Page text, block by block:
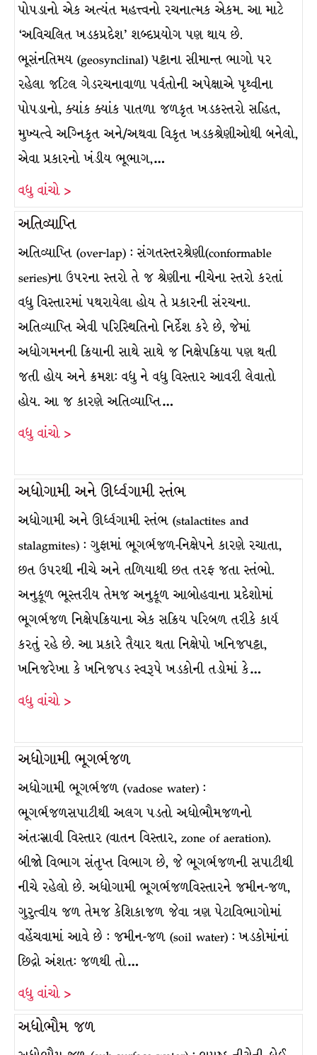
પોપડાનો એક અત્યંત મહત્ત્વનો રચનાત્મક એકમ. આ માટે
‘અવિચલિત ખડકપ્રદેશ’ શબ્દપ્રયોગ પણ થાય છે.
ભૂસંનતિમય (geosynclinal) પટ્ટાના સીમાન્ત ભાગો પર
રહેલા જટિલ ગેડરચનાવાળા પર્વતોની અપેક્ષાએ પૃથ્વીના
પોપડાનો, ક્યાંક ક્યાંક પાતળા જળકૃત ખડકસ્તરો સહિત,
મુખ્યત્વે અગ્નિકૃત અને/અથવા વિકૃત ખડકશ્રેણીઓથી બનેલો,
એવા પ્રકારનો ખંડીય ભૂભાગ,…
વધુ વાંચો >
અતિવ્યાપ્તિ
અતિવ્યાપ્તિ (over-lap) : સંગતસ્તરશ્રેણી(conformable
series)ના ઉપરના સ્તરો તે જ શ્રેણીના નીચેના સ્તરો કરતાં
વધુ વિસ્તારમાં પથરાયેલા હોય તે પ્રકારની સંરચના.
અતિવ્યાપ્તિ એવી પરિસ્થિતિનો નિર્દેશ કરે છે, જેમાં
અધોગમનની ક્રિયાની સાથે સાથે જ નિક્ષેપક્રિયા પણ થતી
જતી હોય અને ક્રમશ: વધુ ને વધુ વિસ્તાર આવરી લેવાતો
હોય. આ જ કારણે અતિવ્યાપ્તિ…
વધુ વાંચો >
અધોગામી અને ઊર્ધ્વગામી સ્તંભ
અધોગામી અને ઊર્ધ્વગામી સ્તંભ (stalactites and
stalagmites) : ગુફામાં ભૂગર્ભજળ-નિક્ષેપને કારણે રચાતા,
છત ઉપરથી નીચે અને તળિયાથી છત તરફ જતા સ્તંભો.
અનુકૂળ ભૂસ્તરીય તેમજ અનુકૂળ આબોહવાના પ્રદેશોમાં
ભૂગર્ભજળ નિક્ષેપક્રિયાના એક સક્રિય પરિબળ તરીકે કાર્ય
કરતું રહે છે. આ પ્રકારે તૈયાર થતા નિક્ષેપો ખનિજપટ્ટા,
ખનિજરેખા કે ખનિજપડ સ્વરૂપે ખડકોની તડોમાં કે…
વધુ વાંચો >
અધોગામી ભૂગર્ભજળ
અધોગામી ભૂગર્ભજળ (vadose water) :
ભૂગર્ભજળસપાટીથી અલગ પડતો અધોભૌમજળનો
અંત:સ્રાવી વિસ્તાર (વાતન વિસ્તાર, zone of aeration).
બીજો વિભાગ સંતૃપ્ત વિભાગ છે, જે ભૂગર્ભજળની સપાટીથી
નીચે રહેલો છે. અધોગામી ભૂગર્ભજળવિસ્તારને જમીન-જળ,
ગુરુત્વીય જળ તેમજ કેશિકાજળ જેવા ત્રણ પેટાવિભાગોમાં
વહેંચવામાં આવે છે : જમીન-જળ (soil water) : ખડકોમાંનાં
છિદ્રો અંશત: જળથી તો…
વધુ વાંચો >
અધોભૌમ જળ